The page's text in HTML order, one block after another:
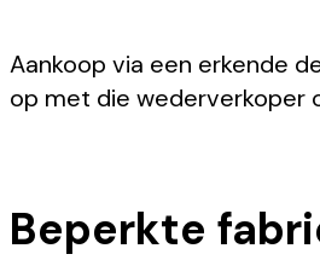
Aankoop via een erkende
op met die wederverkoper
Beperkte